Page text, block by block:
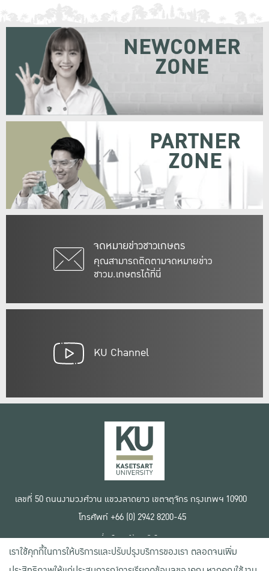
จดหมายข่าวชาวเกษตร
คุณสามารถติดตามจดหมายข่าว
ชาวม.เกษตรได้ที่นี่
NEWCOMER
ZONE
PARTNER
ZONE
KU Channel
เลขที่ 50 ถนนงามวงศ์วาน แขวงลาดยาว เขตจตุจักร กรุงเทพฯ 10900
โทรศัพท์ +66 (0) 2942 8200-45
เงื่อนไขการใช้งานเว็บไซต์
ข้อตกลงด้านสิทธิ์ใช้งาน
นโยบายความเป็นส่วนตัว
เราใช้คุกกี้ในการให้บริการและปรับปรุงบริการของเรา ตลอดจนเพิ่ม